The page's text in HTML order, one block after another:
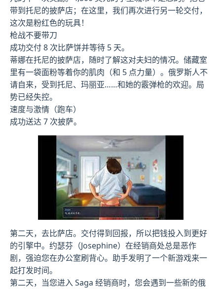
带到托尼的披萨店；在这里，我们再次进行另一轮交付，
这次是粉红色的玩具！
枪战不要带刀
成功交付 8 次比萨饼并等待 5 天。
蒂娜在托尼的披萨店，随时了解这对夫妇的情况。储藏室
里有一袋面粉等着你的肌肉（和 5 点力量）。俄罗斯人不
请自来，受到托尼、玛丽亚……和她的霰弹枪的欢迎。局
势已经失控。
速度与激情（跑车）
成功送达 7 次披萨。
第二天，去比萨店。交付得到回报，所以把钱投入到更好
的引擎中。约瑟芬（Josephine）在经销商处总是恶作
剧，强迫您在办公室刷背心。助手发明了一个新游戏来一
起打发时间。
第二天，当您进入 Saga 经销商时，您会遇到一些新的俄